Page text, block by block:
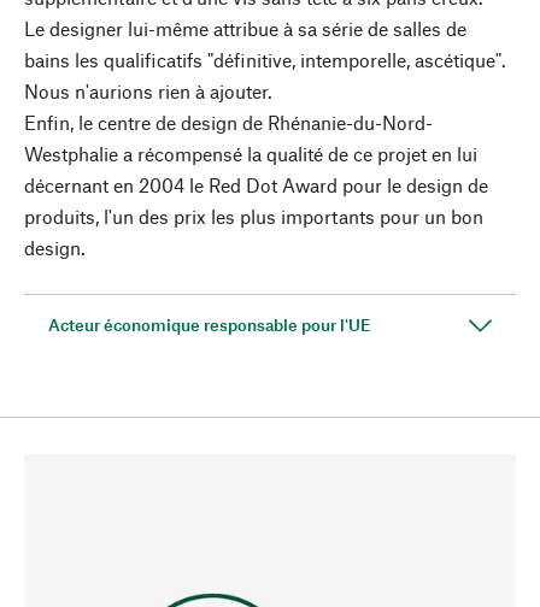
Le designer lui-même attribue à sa série de salles de
bains les qualificatifs "définitive, intemporelle, ascétique".
Nous n'aurions rien à ajouter.
Enfin, le centre de design de Rhénanie-du-Nord-
Westphalie a récompensé la qualité de ce projet en lui
décernant en 2004 le Red Dot Award pour le design de
produits, l'un des prix les plus importants pour un bon
design.
Acteur économique responsable pour l'UE